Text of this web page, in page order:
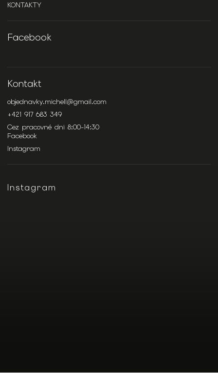
KONTAKTY
Facebook
Kontakt
objednavky.michell@gmail.com
+421 917 683 349
Cez pracovné dni 8:00-14:30
Facebook
Instagram
Instagram